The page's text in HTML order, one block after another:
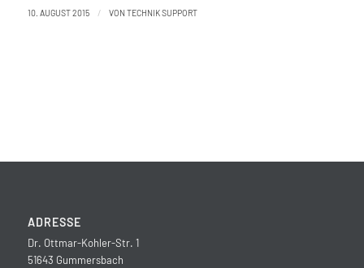
10. AUGUST 2015 / VON TECHNIK SUPPORT
ADRESSE
Dr. Ottmar-Kohler-Str. 1
51643 Gummersbach